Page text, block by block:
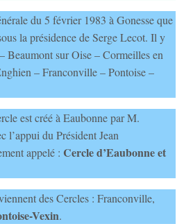
du 5 février 1983 à Gonesse que
la présidence de Serge Lecot. Il y
Beaumont sur Oise – Cormeilles en
– Franconville – Pontoise –
est créé à Eaubonne par M.
du Président Jean
appelé : Cercle d’Eaubonne et
des Cercles : Franconville,
Vexin.